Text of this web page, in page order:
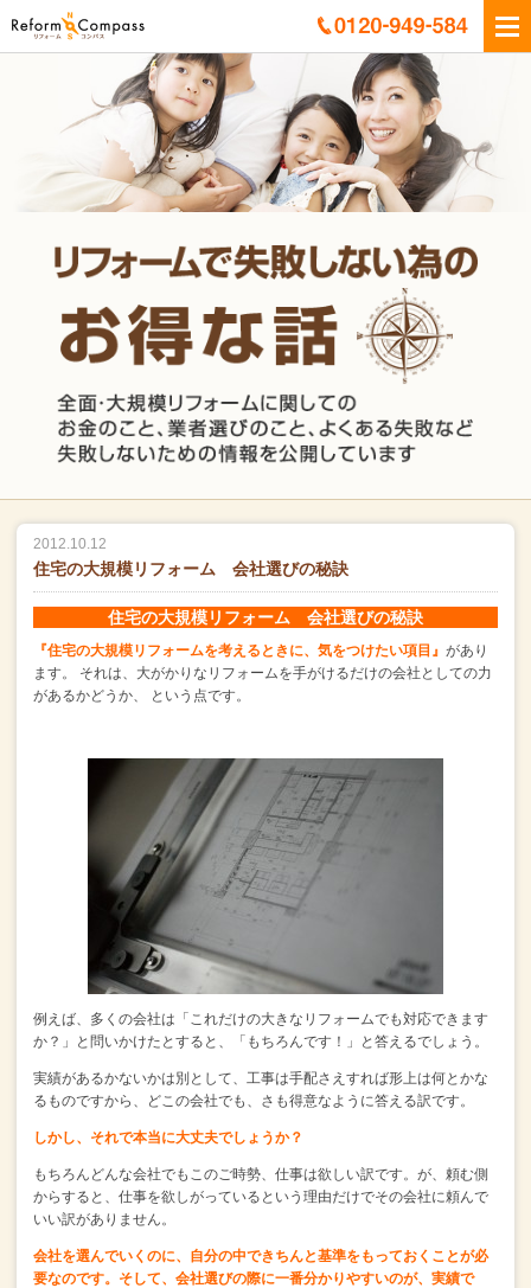
2012.10.12
住宅の大規模リフォーム 会社選びの秘訣
住宅の大規模リフォーム 会社選びの秘訣
『住宅の大規模リフォームを考えるときに、気をつけたい項目』 があり
ます。
それは、大がかりなリフォームを手がけるだけの会社としての力
があるかどうか、
という点です。
例えば、多くの会社は 「これだけの大きなリフォームでも対応できます
か？」と問いかけたとすると、
「もちろんです！」と答えるでしょう。
実績があるかないかは別として、 工事は手配さえすれば形上は何とかな
るものですから、
どこの会社でも、さも得意なように答える訳です。
しかし、それで本当に大丈夫でしょうか？
もちろんどんな会社でもこのご時勢、仕事は欲しい訳です。が、 頼む側
からすると、仕事を欲しがっているという理由だけでその会社に頼んで
いい訳がありません。
会社を選んでいくのに、自分の中できちんと基準をもっておくことが必
要なのです。 そして、会社選びの際に一番分かりやすいのが、実績で